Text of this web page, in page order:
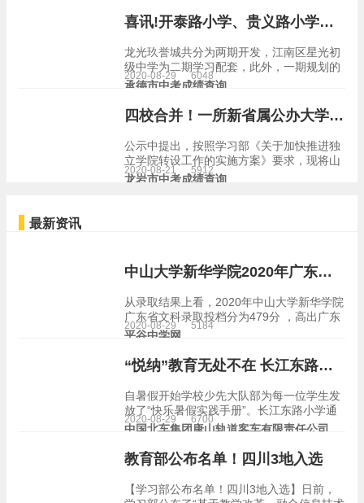
志向，惜时奋进，达到自我价值和社会价值
的双重实现。 …
喜讯!开泰路小学、贵义路小学等南宁5所学校又迎来新进度
龙光玖誉城共分为两期开发，江南区星光初
级中学为二期学习配套，此外，一期规划的
学习配套有南宁经济技术开发区第九幼儿
悉，目前金凯路小学已经封顶，预计今年9
月份投入使用…
承德市中考成绩查询
2020-08-29 6048
四校合并！一所新省属公办大学来了！
公示中提出，按照学习部《关于加快推进独
立学院转设工作的实施方案》要求，现将山
西大学商务学院整合山西交通职业技术学
龙岩市中考成绩查询
2020-08-21 5912
最新资讯
中山大学新华学院2020年广东省普通本科招生工作顺利完成
从录取结果上看，2020年中山大学新华学院
广东省文科录取投档分为479分 ，高出广东
省本科线49分 ，最低排位59211名；最高分
名。从投档情况看，中山大学新华学…
平谷中学网
2020-08-29 5184
“悦纳”教育无处不在 长江东路小学亲子课程助力学生成长
自暑假开始学校少先大队部为每一位学生发
放了“快乐暑假实践手册”。长江东路小学通
过系列特色主题活动的开展帮助学生在心理
学习形成合力，营造积极向上的健康成长环
境，为新学期顺利…
中国北车集团唐山轨道客车有限责任公司
2020-08-29 6700
教育部公布名单！四川3地入选
【学习部公布名单！四川3地入选】日前，